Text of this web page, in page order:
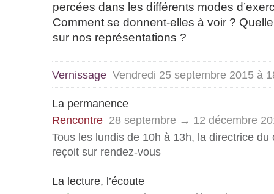
percées dans les différents modes
Comment se donnent-elles à voir ?
sur nos représentations ?
Vernissage Vendredi 25 septembre 2015 à
La permanence
Rencontre 28 septembre → 12 décembre
Tous les lundis de 10h à 13h, la directrice du
reçoit sur rendez-vous
La lecture, l’écoute